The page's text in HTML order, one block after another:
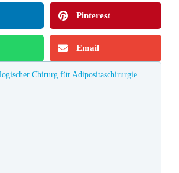
Pinterest
Email